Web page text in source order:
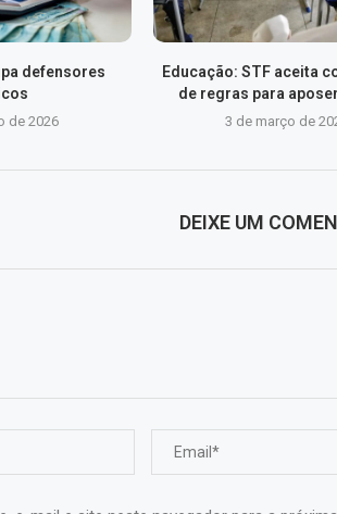
defensores
de 2026
Educação: STF aceita
de regras para
3 de março de
DEIXE UM